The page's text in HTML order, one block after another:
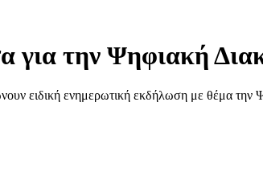
για την Ψηφιακή
ειδική ενημερωτική εκδήλωση με θέμα την